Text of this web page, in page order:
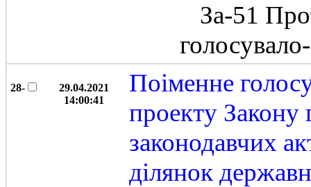
За-51
28-
29.04.2021
14:00:41
Поіменне
проекту Закону
законодавчих
ділянок